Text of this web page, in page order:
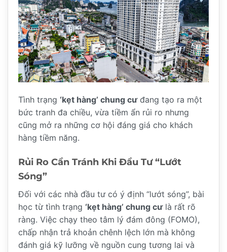
Tình trạng ‘kẹt hàng’ chung cưđang tạo ra một
bức tranh đa chiều, vừa tiềm ẩn rủi ro nhưng
cũng mở ra những cơ hội đáng giá cho khách
hàng tiềm năng.
Rủi Ro Cần Tránh Khi Đầu Tư “Lướt
Sóng”
Đối với các nhà đầu tư có ý định “lướt sóng”, bài
học từ tình trạng ‘kẹt hàng’ chung cưlà rất rõ
ràng. Việc chạy theo tâm lý đám đông (FOMO),
chấp nhận trả khoản chênh lệch lớn mà không
đánh giá kỹ lưỡng về nguồn cung tương lai và